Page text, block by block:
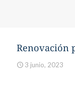
Renovación
3 junio, 2023